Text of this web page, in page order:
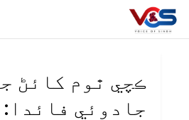
ڪچي ٿوم کائڻ
جادوئي فائدا: